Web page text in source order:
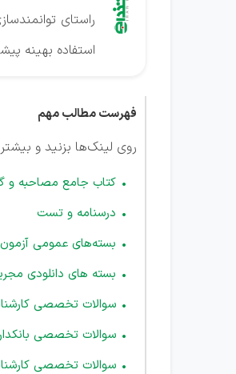
راستای
استفاده بهینه
فهرست مطالب مهم
روی لینک‌ها بزنید و
کتاب جامع مصاحبه و
درسنامه و تست
بسته‌های عمومی
بسته های دانلودی
سوالات تخصصی
سوالات تخصصی
سوالات تخصصی